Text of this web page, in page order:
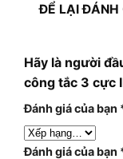
ĐỂ LẠI ĐÁNH
Hãy là người
công tắc 3 cực
Đánh giá của bạn
Đánh giá của bạn